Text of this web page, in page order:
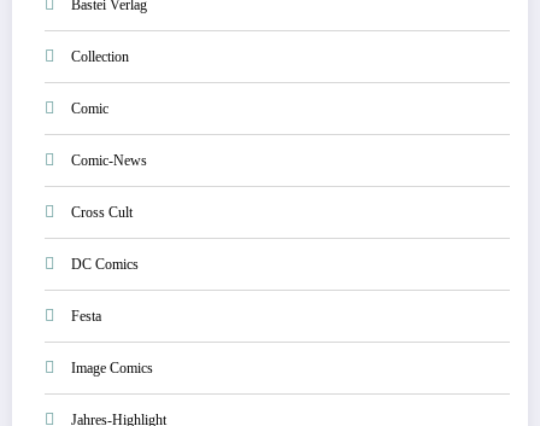
Bastei Verlag
Collection
Comic
Comic-News
Cross Cult
DC Comics
Festa
Image Comics
Jahres-Highlight